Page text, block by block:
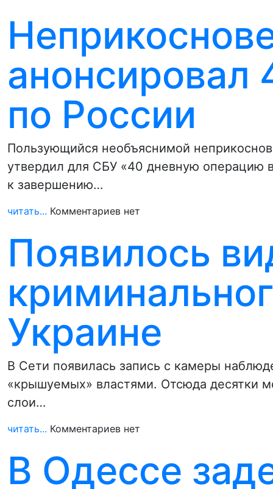
анонсировал
по России
Пользующийся необъяснимой
утвердил для СБУ «40 дневную операцию
к завершению…
читать... Комментариев нет
Появилось
Украине
В Сети появилась запись с камеры
«крышуемых» властями. Отсюда десятки
слои…
читать... Комментариев нет
В Одессе